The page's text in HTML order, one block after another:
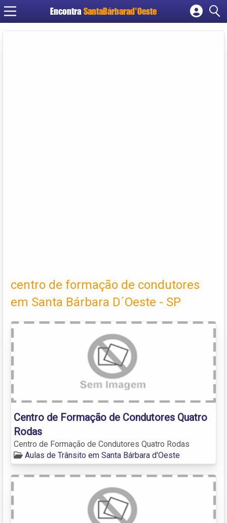
Encontra SantaBárbarad'Oeste
Cadastrar empresa
centro de formação de condutores
em Santa Bárbara D´Oeste - SP
Centro de Formação de Condutores Quatro
Rodas
Centro de Formação de Condutores Quatro Rodas
Aulas de Trânsito em Santa Bárbara d'Oeste